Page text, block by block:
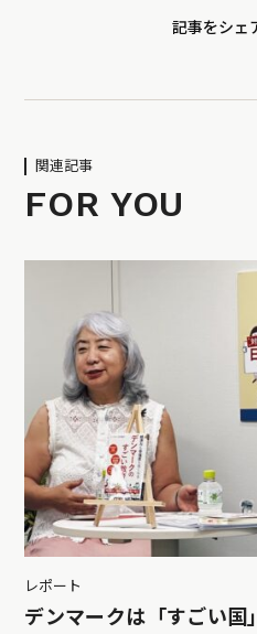
記事をシェ
関連記事
FOR YOU
レポート
デンマークは「すごい